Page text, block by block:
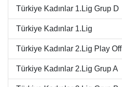
Türkiye Kadınlar 1.Lig Grup D
Türkiye Kadınlar 1.Lig
Türkiye Kadınlar 2.Lig Play Off
Türkiye Kadınlar 2.Lig Grup A